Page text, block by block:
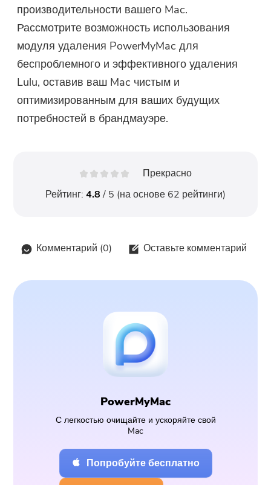
производительности вашего Mac.
Рассмотрите возможность использования
модуля удаления PowerMyMac для
беспроблемного и эффективного удаления
Lulu, оставив ваш Mac чистым и
оптимизированным для ваших будущих
потребностей в брандмауэре.
Прекрасно
Рейтинг: 4.8/ 5 (на основе 62 рейтинги)
Комментарий (0) Оставьте комментарий
PowerMyMac
С легкостью очищайте и ускоряйте свой
Mac
Попробуйте бесплатно